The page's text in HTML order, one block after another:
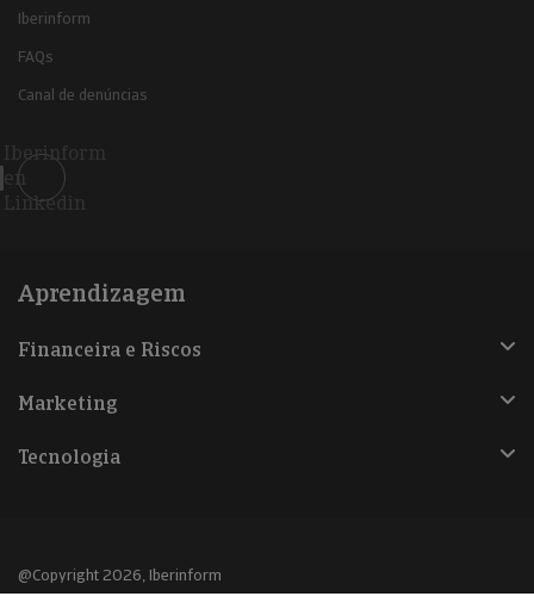
Iberinform
FAQs
Canal de denúncias
Iberinform
en
Linkedin
Aprendizagem
Financeira e Riscos
Marketing
Tecnologia
@Copyright 2026, Iberinform